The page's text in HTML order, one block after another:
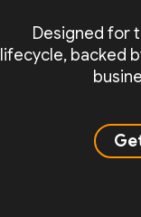
Designed for
lifecycle, backed